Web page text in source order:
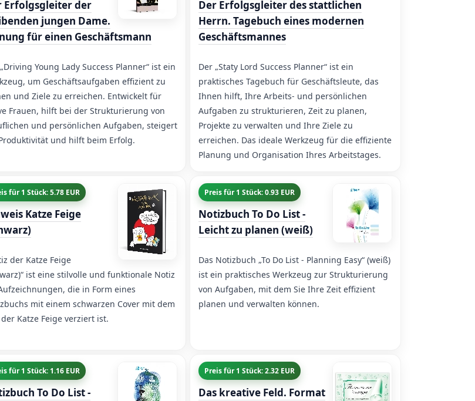
Erfolgsgleiter der
jungen Dame.
für einen Geschäftsmann
Young Lady Success Planner“ ist ein
um Geschäftsaufgaben effizient zu
und Ziele zu erreichen. Entwickelt für
Frauen, hilft bei der Strukturierung von
und persönlichen Aufgaben, steigert
und hilft beim Erfolg.
Der Erfolgsgleiter des stattlichen
Herrn. Tagebuch eines modernen
Geschäftsmannes
Der „Staty Lord Success Planner“ ist ein
praktisches Tagebuch für Geschäftsleute, das
Ihnen hilft, Ihre Arbeits- und persönlichen
Aufgaben zu strukturieren, Zeit zu planen,
Projekte zu verwalten und Ihre Ziele zu
erreichen. Das ideale Werkzeug für die effiziente
Planung und Organisation Ihres Arbeitstages.
für 1 Stück: 5.78 EUR
Katze Feige
der Katze Feige
ist eine stilvolle und funktionale Notiz
die in Form eines
mit einem schwarzen Cover mit dem
Katze Feige verziert ist.
Preis für 1 Stück: 0.93 EUR
Notizbuch To Do List -
Leicht zu planen (weiß)
Das Notizbuch „To Do List - Planning Easy“ (weiß)
ist ein praktisches Werkzeug zur Strukturierung
von Aufgaben, mit dem Sie Ihre Zeit effizient
planen und verwalten können.
für 1 Stück: 1.16 EUR
To Do List -
Preis für 1 Stück: 2.32 EUR
Das kreative Feld. Format